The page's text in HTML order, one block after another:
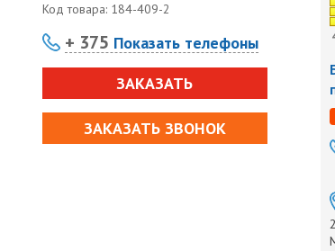
Код товара: 184-409-2
+ 375 Показать телефоны
ЗАКАЗАТЬ
ЗАКАЗАТЬ ЗВОНОК